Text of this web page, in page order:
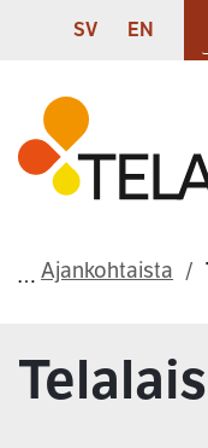
Siirry sisältöön
SVENSKA
SV EN
Etusivu
Ajankohtaista